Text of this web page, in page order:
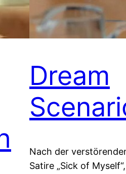
Dream
Nach der
Satire „Sick of